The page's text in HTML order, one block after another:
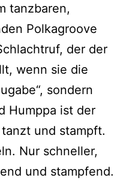
tanzbaren,
Polkagroove
der der
wenn sie die
sondern
Humppa ist der
und stampft.
Nur schneller,
und stampfend.